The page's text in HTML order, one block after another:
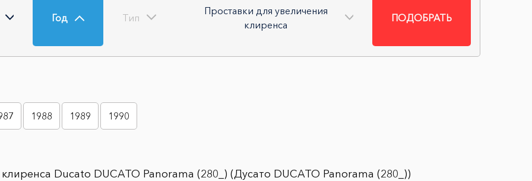
Год Тип
Проставки для увеличения
клиренса
ПОДОБРАТЬ
1988 1989 1990
Ducato DUCATO Panorama (280_) (Дуcато DUCATO Panorama (280_))